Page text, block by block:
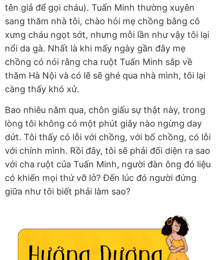
tên giả để gọi cháu). Tuấn Minh thường xuyên
sang thăm nhà tôi, chào hỏi mẹ chồng bằng cô
xưng cháu ngọt sớt, nhưng mỗi lần như vậy tôi lại
nổi da gà. Nhất là khi mấy ngày gần đây mẹ
chồng có nói rằng cha ruột Tuấn Minh sắp về
thăm Hà Nội và có lẽ sẽ ghé qua nhà mình, tôi lại
càng thấy khó xử.
Bao nhiêu năm qua, chôn giấu sự thật này, trong
lòng tôi không có một phút giây nào ngừng day
dứt. Tôi thấy có lỗi với chồng, với bố chồng, có lỗi
với chính mình. Rồi đây, tôi sẽ phải đối diện ra sao
với cha ruột của Tuấn Minh, người đàn ông đó liệu
có khiến mọi thứ vỡ lở? Đến lúc đó người đứng
giữa như tôi biết phải làm sao?